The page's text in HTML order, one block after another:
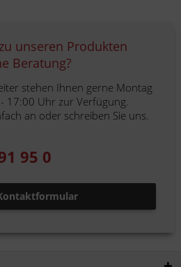
unseren Produkten
Beratung?
stehen Ihnen gerne Montag
17:00 Uhr zur Verfügung.
an oder schreiben Sie uns.
95 0